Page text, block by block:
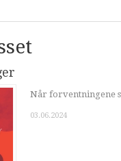
Når forventningene
03.06.2024